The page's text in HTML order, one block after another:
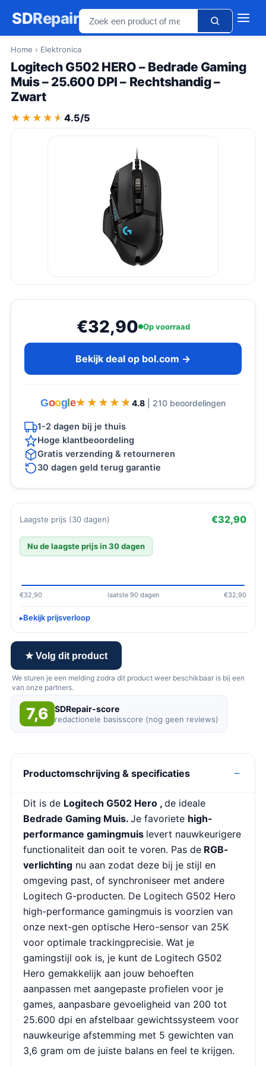
SDRepair
Home › Elektronica
Logitech G502 HERO – Bedrade Gaming
Muis – 25.600 DPI – Rechtshandig –
Zwart
★★★★★
★★★★★ 4.5/5
€32,90 Op voorraad
Bekijk deal op bol.com →
Goog e★★★★★
★★★★★ 4.8 | 210 beoordelingen
1-2 dagen bij je thuis
Hoge klantbeoordeling
Gratis verzending & retourneren
30 dagen geld terug garantie
Laagste prijs (30 dagen) €32,90
Nu de laagste prijs in 30 dagen
€32,90 laatste 90 dagen €32,90
Bekijk prijsverloop
★ Volg dit product
We sturen je een melding zodra dit product weer beschikbaar is bij een
van onze partners.
7,6 SDRepair-score
redactionele basisscore (nog geen reviews)
Productomschrijving & specificaties
Dit is de Logitech G502 Hero , de ideale
Bedrade Gaming Muis. Je favoriete high-
performance gamingmuis levert nauwkeurigere
functionaliteit dan ooit te voren. Pas de RGB-
verlichting nu aan zodat deze bij je stijl en
omgeving past, of synchroniseer met andere
Logitech G-producten. De Logitech G502 Hero
high-performance gamingmuis is voorzien van
onze next-gen optische Hero-sensor van 25K
voor optimale trackingprecisie. Wat je
gamingstijl ook is, je kunt de Logitech G502
Hero gemakkelijk aan jouw behoeften
aanpassen met aangepaste profielen voor je
games, aanpasbare gevoeligheid van 200 tot
25.600 dpi en afstelbaar gewichtssysteem voor
nauwkeurige afstemming met 5 gewichten van
3,6 gram om de juiste balans en feel te krijgen.